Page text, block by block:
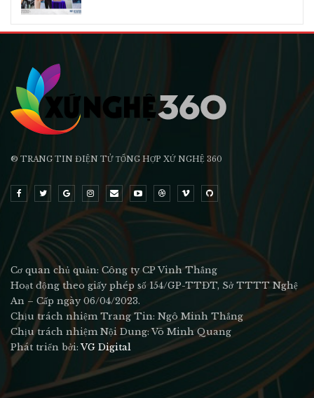
® TRANG TIN ĐIỆN TỬ ТỔNG HỢP XỨ NGHỆ 360
Cơ quan chủ quản: Công ty CP Vinh Thắng
Hoạt động theo giấy phép số 154/GP-TTĐT, Sở TTTT Nghệ
An – Cấp ngày 06/04/2023.
Chịu trách nhiệm Trang Tin: Ngô Minh Thắng
Chịu trách nhiệm Nội Dung: Võ Minh Quang
Phát triển bởi:VG Digital